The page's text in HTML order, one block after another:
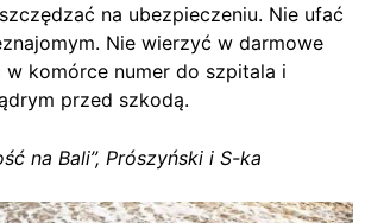
na ubezpieczeniu. Nie ufać
Nie wierzyć w darmowe
komórce numer do szpitala i
przed szkodą.
na Bali”, Prószyński i S-ka